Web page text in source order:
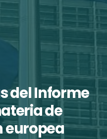
del Informe
de
europea